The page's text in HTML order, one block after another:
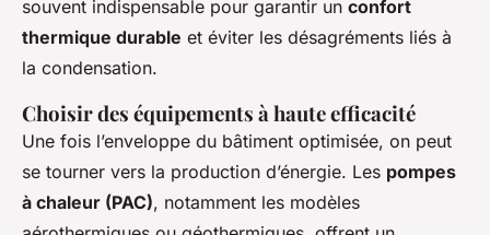
souvent indispensable pour garantir un confort
thermique durable et éviter les désagréments liés à
la condensation.
Choisir des équipements à haute efficacité
Une fois l’enveloppe du bâtiment optimisée, on peut
se tourner vers la production d’énergie. Les pompes
à chaleur (PAC), notamment les modèles